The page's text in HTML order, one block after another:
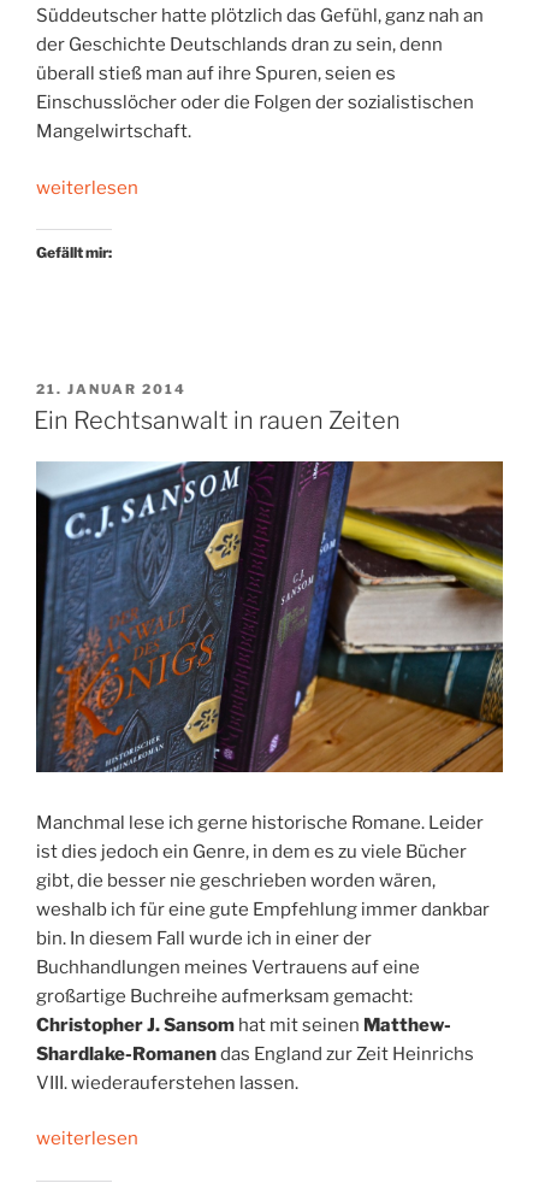
Süddeutscher hatte plötzlich das Gefühl, ganz nah an
der Geschichte Deutschlands dran zu sein, denn
überall stieß man auf ihre Spuren, seien es
Einschusslöcher oder die Folgen der sozialistischen
Mangelwirtschaft.
„Heiligabend
John
weiterlesen
Gefällt mir:
VERÖFFENTLICHT
AM
21. JANUAR 2014
Ein Rechtsanwalt in rauen Zeiten
Manchmal lese ich gerne historische Romane. Leider
ist dies jedoch ein Genre, in dem es zu viele Bücher
gibt, die besser nie geschrieben worden wären,
weshalb ich für eine gute Empfehlung immer dankbar
bin. In diesem Fall wurde ich in einer der
Buchhandlungen meines Vertrauens auf eine
großartige Buchreihe aufmerksam gemacht:
Christopher J. Sansom hat mit seinen Matthew-
Shardlake-Romanendas England zur Zeit Heinrichs
VIII. wiederauferstehen lassen.
„Ein
weiterlesen